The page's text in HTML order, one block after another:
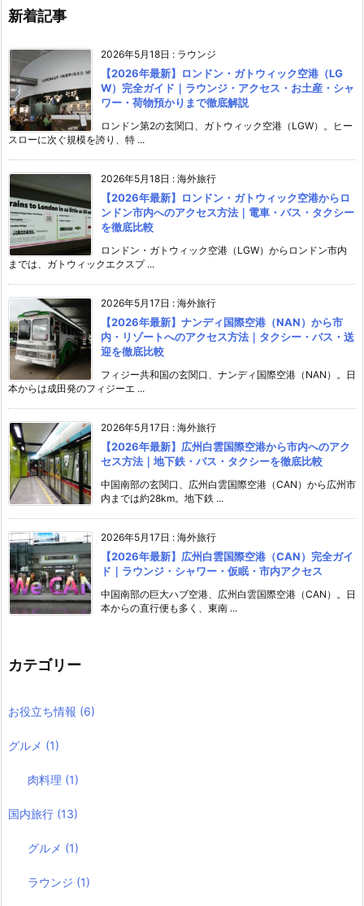
新着記事
2026年5月18日 : ラウンジ
【2026年最新】ロンドン・ガトウィック空港（LG
W）完全ガイド｜ラウンジ・アクセス・お土産・シャ
ワー・荷物預かりまで徹底解説
ロンドン第2の玄関口、ガトウィック空港（LGW）。ヒー
スローに次ぐ規模を誇り、特 ...
2026年5月18日 : 海外旅行
【2026年最新】ロンドン・ガトウィック空港からロ
ンドン市内へのアクセス方法｜電車・バス・タクシー
を徹底比較
ロンドン・ガトウィック空港（LGW）からロンドン市内
までは、ガトウィックエクスプ ...
2026年5月17日 : 海外旅行
【2026年最新】ナンディ国際空港（NAN）から市
内・リゾートへのアクセス方法｜タクシー・バス・送
迎を徹底比較
フィジー共和国の玄関口、ナンディ国際空港（NAN）。日
本からは成田発のフィジーエ ...
2026年5月17日 : 海外旅行
【2026年最新】広州白雲国際空港から市内へのアク
セス方法｜地下鉄・バス・タクシーを徹底比較
中国南部の玄関口、広州白雲国際空港（CAN）から広州市
内までは約28km。地下鉄 ...
2026年5月17日 : 海外旅行
【2026年最新】広州白雲国際空港（CAN）完全ガイ
ド｜ラウンジ・シャワー・仮眠・市内アクセス
中国南部の巨大ハブ空港、広州白雲国際空港（CAN）。日
本からの直行便も多く、東南 ...
カテゴリー
お役立ち情報 (6)
グルメ (1)
肉料理 (1)
国内旅行 (13)
グルメ (1)
ラウンジ (1)